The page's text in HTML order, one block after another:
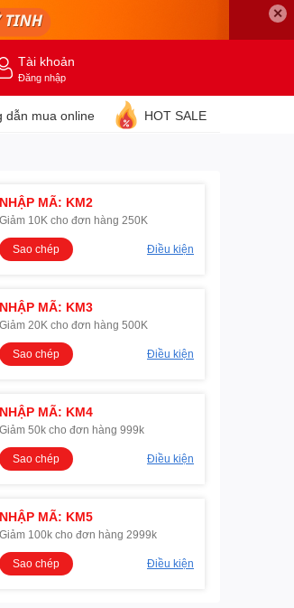
✕
Tài khoản
Đăng nhập
dẫn mua online HOT SALE
NHẬP MÃ: KM2
Giảm 10K cho đơn hàng 250K
Sao chép Điều kiện
NHẬP MÃ: KM3
Giảm 20K cho đơn hàng 500K
Sao chép Điều kiện
NHẬP MÃ: KM4
Giảm 50k cho đơn hàng 999k
Sao chép Điều kiện
NHẬP MÃ: KM5
Giảm 100k cho đơn hàng 2999k
Sao chép Điều kiện